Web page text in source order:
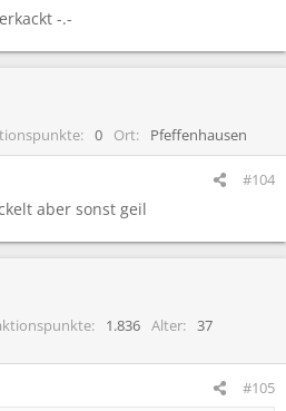
-.-
0 Ort Pfeffenhausen
#104
aber sonst geil
1.836 Alter
37
#105